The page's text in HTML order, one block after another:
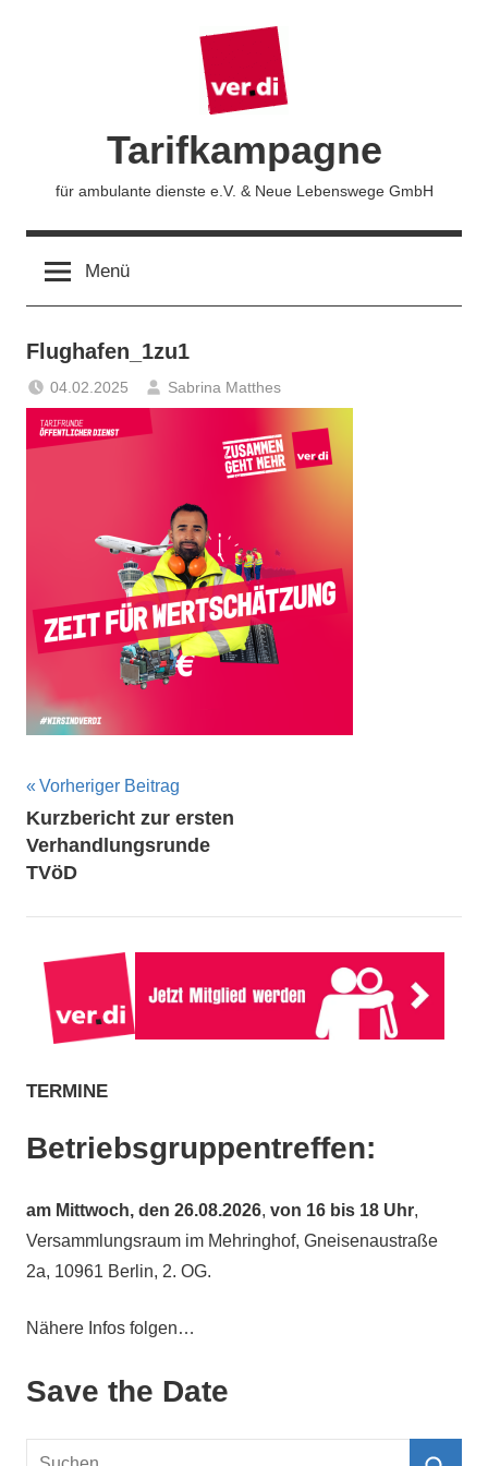
Tarifkampagne
für ambulante dienste e.V. & Neue Lebenswege GmbH
Menü
Flughafen_1zu1
04.02.2025 Sabrina Matthes
Beitragsnavigation
Vorheriger Beitrag
Kurzbericht zur ersten
Verhandlungsrunde
TVöD
TERMINE
Betriebsgruppentreffen:
am Mittwoch, den 26.08.2026, von 16 bis 18 Uhr,
Versammlungsraum im Mehringhof, Gneisenaustraße
2a, 10961 Berlin, 2. OG.
Nähere Infos folgen…
Save the Date
Suchen